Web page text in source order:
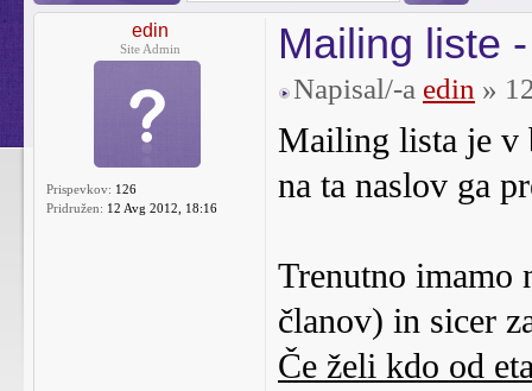
edin
Site Admin
Prispevkov: 126
Pridružen: 12 Avg 2012, 18:16
Mailing liste
Napisal/-a edin »
Mailing lista je v
na ta naslov ga
Trenutno imamo
članov) in sicer
Če želi kdo od